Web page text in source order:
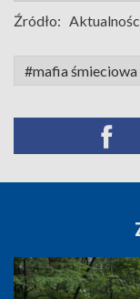
Źródło:
#mafia śmieciowa